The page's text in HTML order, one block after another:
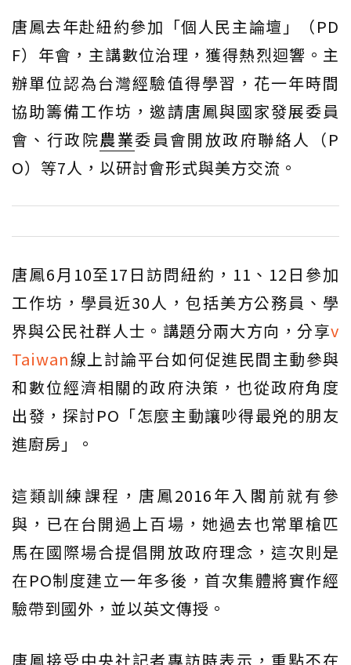
唐鳳去年赴紐約參加「個人民主論壇」（PD
F）年會，主講數位治理，獲得熱烈迴響。主
辦單位認為台灣經驗值得學習，花一年時間
協助籌備工作坊，邀請唐鳳與國家發展委員
會、行政院農業委員會開放政府聯絡人（P
O）等7人，以研討會形式與美方交流。
唐鳳6月10至17日訪問紐約，11、12日參加
工作坊，學員近30人，包括美方公務員、學
界與公民社群人士。講題分兩大方向，分享v
Taiwan線上討論平台如何促進民間主動參與
和數位經濟相關的政府決策，也從政府角度
出發，探討PO「怎麼主動讓吵得最兇的朋友
進廚房」。
這類訓練課程，唐鳳2016年入閣前就有參
與，已在台開過上百場，她過去也常單槍匹
馬在國際場合提倡開放政府理念，這次則是
在PO制度建立一年多後，首次集體將實作經
驗帶到國外，並以英文傳授。
唐鳳接受中央社記者專訪時表示，重點不在